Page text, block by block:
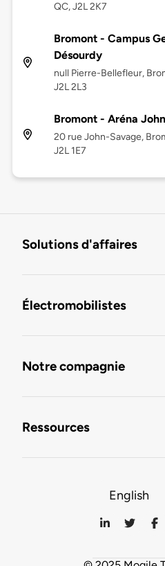
QC, J2L 2K7
Bromont - Campus
Désourdy
null Pierre-Bellefleur,
J2L 2L3
Bromont - Aréna
20 rue John-Savage,
J2L 1E7
Solutions d'affaires
Électromobilistes
Notre compagnie
Ressources
English